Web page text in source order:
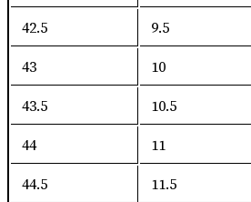
42.5
9.5
43
10
43.5
10.5
44
11
44.5
11.5